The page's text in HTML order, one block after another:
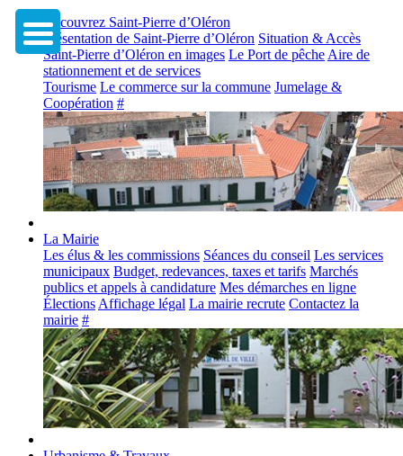
Découvrez Saint-Pierre d’Oléron
Présentation de Saint-Pierre d’Oléron Situation & Accès
Saint-Pierre d’Oléron en images Le Port de pêche Aire de
stationnement et de services
Tourisme Le commerce sur la commune Jumelage &
Coopération #
La Mairie
Les élus & les commissions Séances du conseil Les services
municipaux Budget, redevances, taxes et tarifs Marchés
publics et appels à candidature Mes démarches en ligne
Élections Affichage légal La mairie recrute Contactez la
mairie #